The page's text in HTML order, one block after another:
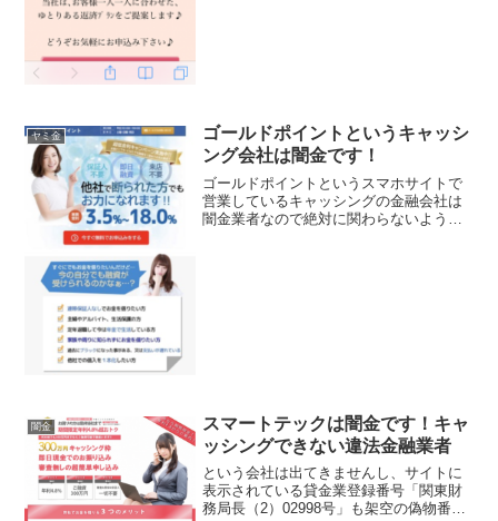
ヤミ金
ゴールドポイントというキャッシ
ング会社は闇金です！
ゴールドポイントというスマホサイトで
営業しているキャッシングの金融会社は
闇金業者なので絶対に関わらないように
闇金
スマートテックは闇金です！キャ
ッシングできない違法金融業者
という会社は出てきませんし、サイトに
表示されている貸金業登録番号「関東財
務局長（2）02998号」も架空の偽物番号